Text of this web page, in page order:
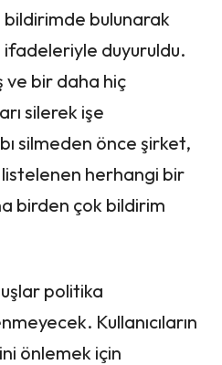
bulunarak
ifadeleriyle duyuruldu.
ve bir daha hiç
silerek işe
silmeden önce şirket,
herhangi bir
birden çok bildirim
politika
Kullanıcıların
önlemek için